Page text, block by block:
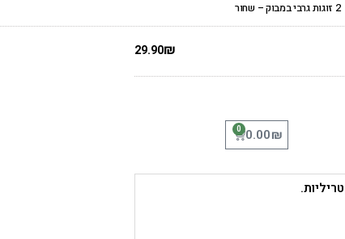
2 זוגות גרבי במבוק – שחור
29.90₪
0.00₪
0